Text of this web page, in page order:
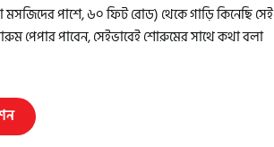
পাশে, ৬০ ফিট রোড) থেকে গাড়ি কিনেছি সেই
পেপার পাবেন, সেইভাবেই শোরুমের সাথে কথা বলা